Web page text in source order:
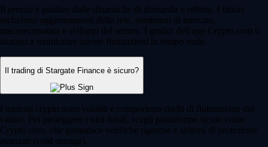
Il prezzo è guidato dalle dinamiche di domanda e offerta. I fattori
includono aggiornamenti della rete, sentiment di mercato,
macroeconomia e sviluppi del settore. I grafici dell'app Crypto.com ti
aiutano a monitorare queste fluttuazioni in tempo reale.
Il trading di Stargate Finance è sicuro?
I mercati crypto sono volatili e comportano rischi di fluttuazione del
valore. Per proteggere i tuoi fondi, scegli piattaforme sicure come
Crypto.com, che garantisce verifiche rigorose e sistemi di protezione
avanzati (cold storage).